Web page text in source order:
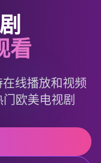
看
线播放和视频
欧美电视剧